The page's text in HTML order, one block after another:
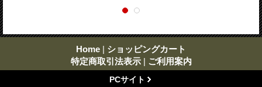
Home | ショッピングカート
特定商取引法表示 | ご利用案内
PCサイト